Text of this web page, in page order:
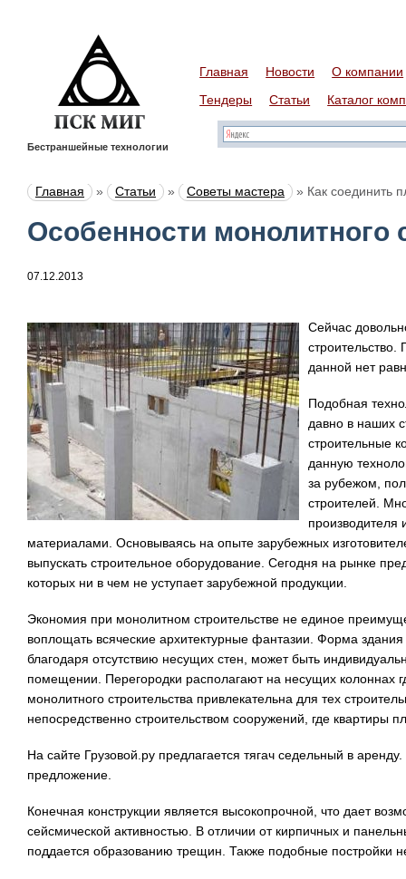
Бестраншейные технологии
Главная Новости
О компании
Тендеры
Статьи Каталог
Главная » Статьи » Советы мастера » Как соединить
Особенности монолитного
07.12.2013
Сейчас
данной нет
Подобная
давно в наших
строительные
данную
за рубежом,
строителей.
производителя
материалами. Основываясь на опыте зарубежных
выпускать строительное оборудование. Сегодня на рынке
которых ни в чем не уступает зарубежной продукции.
Экономия при монолитном строительстве не единое
воплощать всяческие архитектурные фантазии. Форма
благодаря отсутствию несущих стен, может быть
помещении. Перегородки располагают на несущих колоннах
монолитного строительства привлекательна для тех
непосредственно строительством сооружений, где квартиры
На сайте Грузовой.ру предлагается тягач седельный в
предложение.
Конечная конструкции является высокопрочной, что дает
сейсмической активностью. В отличии от кирпичных и
поддается образованию трещин. Также подобные постройки